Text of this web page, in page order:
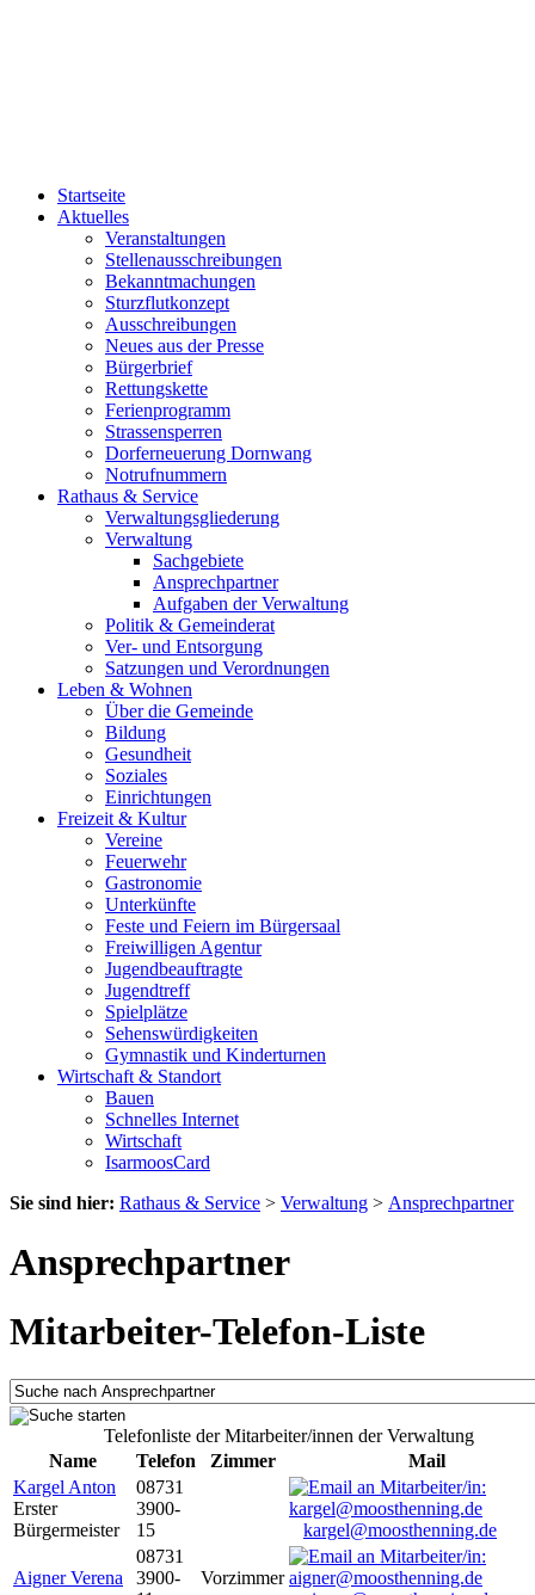
Startseite
Aktuelles
Veranstaltungen
Stellenausschreibungen
Bekanntmachungen
Sturzflutkonzept
Ausschreibungen
Neues aus der Presse
Bürgerbrief
Rettungskette
Ferienprogramm
Strassensperren
Dorferneuerung Dornwang
Notrufnummern
Rathaus & Service
Verwaltungsgliederung
Verwaltung
Sachgebiete
Ansprechpartner
Aufgaben der Verwaltung
Politik & Gemeinderat
Ver- und Entsorgung
Satzungen und Verordnungen
Leben & Wohnen
Über die Gemeinde
Bildung
Gesundheit
Soziales
Einrichtungen
Freizeit & Kultur
Vereine
Feuerwehr
Gastronomie
Unterkünfte
Feste und Feiern im Bürgersaal
Freiwilligen Agentur
Jugendbeauftragte
Jugendtreff
Spielplätze
Sehenswürdigkeiten
Gymnastik und Kinderturnen
Wirtschaft & Standort
Bauen
Schnelles Internet
Wirtschaft
IsarmoosCard
Sie sind hier: Rathaus & Service > Verwaltung > Ansprechpartner
Ansprechpartner
Mitarbeiter-Telefon-Liste
Telefonliste der Mitarbeiter/innen der Verwaltung
Name
Telefon Zimmer
Mail
Kargel Anton
Erster
Bürgermeister
08731
3900-
15
kargel@moosthenning.de
Aigner Verena
08731
3900-
Vorzimmer